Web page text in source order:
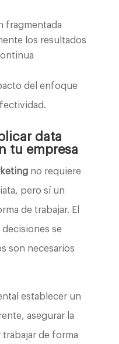
fragmentada
los resultados
del enfoque
data
tu empresa
no requiere
pero sí un
de trabajar. El
se
son necesarios
establecer un
asegurar la
de forma